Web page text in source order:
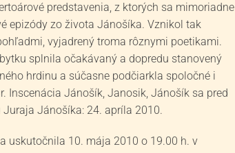
predstavenia, z ktorých sa mimoriadne
epizódy zo života Jánošíka. Vznikol tak
vyjadrený troma rôznymi poetikami.
splnila očakávaný a dopredu stanovený
hrdinu a súčasne podčiarkla spoločné i
Inscenácia Jánošík, Janosik, Jánošík sa pred
Jánošíka: 24. apríla 2010.
uskutočnila 10. mája 2010 o 19.00 h. v